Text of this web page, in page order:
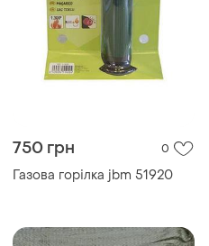
750 грн 0
Газова горілка jbm 51920